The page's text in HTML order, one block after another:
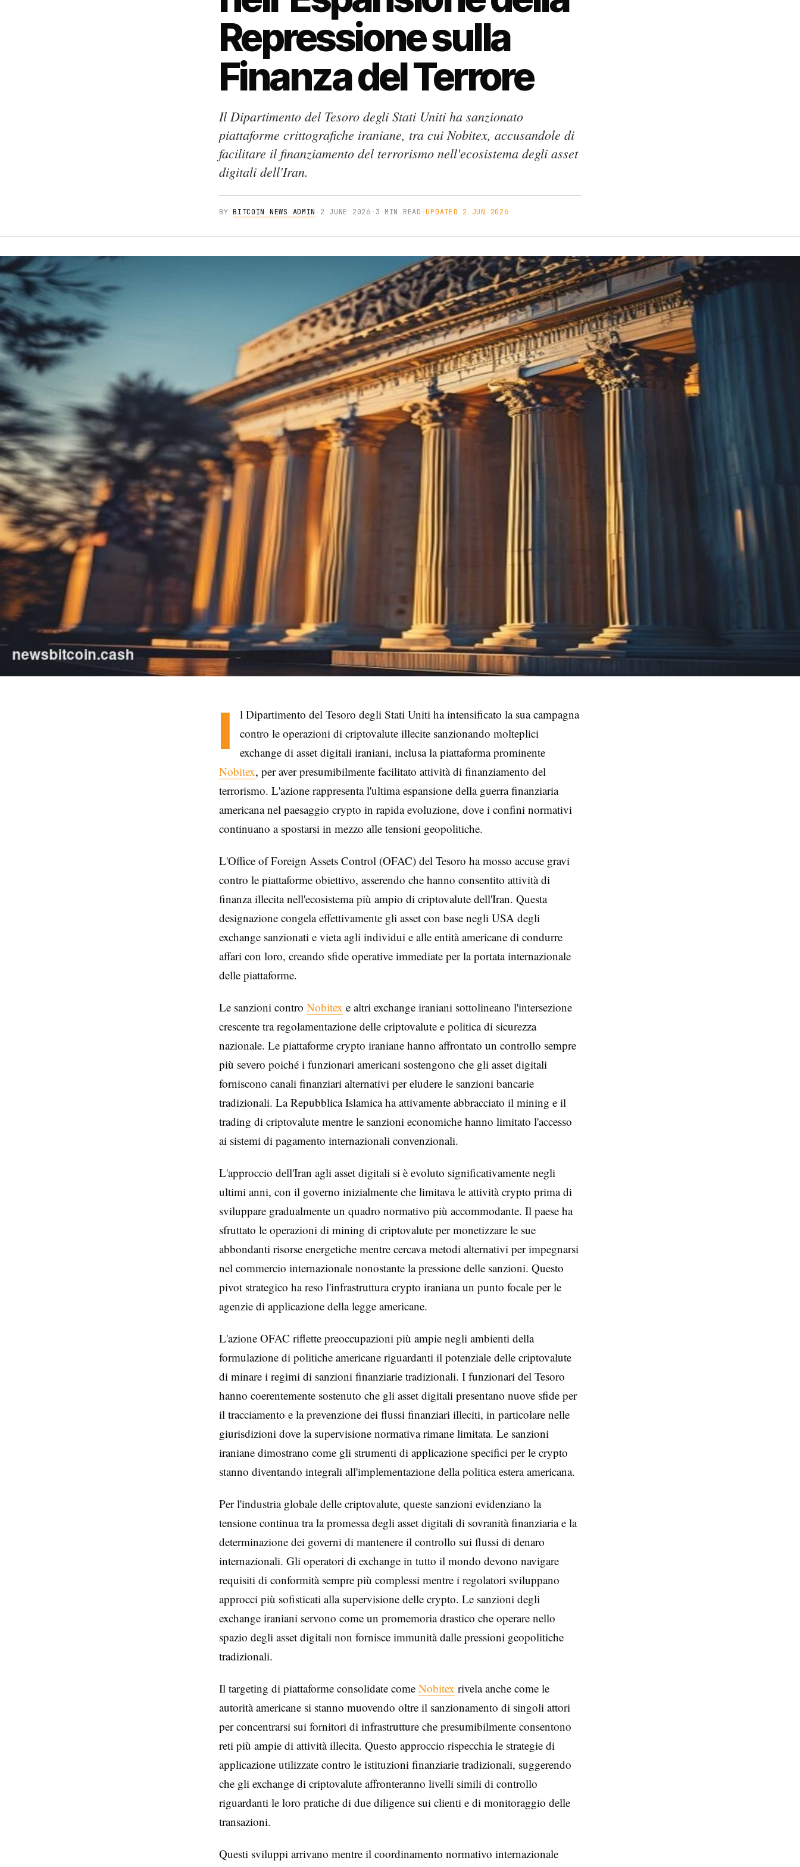
Repressione sulla
Finanza del Terrore
Il Dipartimento del Tesoro degli Stati Uniti ha sanzionato
piattaforme crittografiche iraniane, tra cui Nobitex, accusandole di
facilitare il finanziamento del terrorismo nell'ecosistema degli asset
digitali dell'Iran.
BYBITCOIN NEWS ADMIN · 2 JUNE 2026 · 3 MIN READ ·UPDATED 2 JUN 2026
I
l Dipartimento del Tesoro degli Stati Uniti ha intensificato la sua campagna
contro le operazioni di criptovalute illecite sanzionando molteplici
exchange di asset digitali iraniani, inclusa la piattaforma prominente
Nobitex, per aver presumibilmente facilitato attività di finanziamento del
terrorismo. L'azione rappresenta l'ultima espansione della guerra finanziaria
americana nel paesaggio crypto in rapida evoluzione, dove i confini normativi
continuano a spostarsi in mezzo alle tensioni geopolitiche.
L'Office of Foreign Assets Control (OFAC) del Tesoro ha mosso accuse gravi
contro le piattaforme obiettivo, asserendo che hanno consentito attività di
finanza illecita nell'ecosistema più ampio di criptovalute dell'Iran. Questa
designazione congela effettivamente gli asset con base negli USA degli
exchange sanzionati e vieta agli individui e alle entità americane di condurre
affari con loro, creando sfide operative immediate per la portata internazionale
delle piattaforme.
Le sanzioni contro Nobitex e altri exchange iraniani sottolineano l'intersezione
crescente tra regolamentazione delle criptovalute e politica di sicurezza
nazionale. Le piattaforme crypto iraniane hanno affrontato un controllo sempre
più severo poiché i funzionari americani sostengono che gli asset digitali
forniscono canali finanziari alternativi per eludere le sanzioni bancarie
tradizionali. La Repubblica Islamica ha attivamente abbracciato il mining e il
trading di criptovalute mentre le sanzioni economiche hanno limitato l'accesso
ai sistemi di pagamento internazionali convenzionali.
L'approccio dell'Iran agli asset digitali si è evoluto significativamente negli
ultimi anni, con il governo inizialmente che limitava le attività crypto prima di
sviluppare gradualmente un quadro normativo più accommodante. Il paese ha
sfruttato le operazioni di mining di criptovalute per monetizzare le sue
abbondanti risorse energetiche mentre cercava metodi alternativi per impegnarsi
nel commercio internazionale nonostante la pressione delle sanzioni. Questo
pivot strategico ha reso l'infrastruttura crypto iraniana un punto focale per le
agenzie di applicazione della legge americane.
L'azione OFAC riflette preoccupazioni più ampie negli ambienti della
formulazione di politiche americane riguardanti il potenziale delle criptovalute
di minare i regimi di sanzioni finanziarie tradizionali. I funzionari del Tesoro
hanno coerentemente sostenuto che gli asset digitali presentano nuove sfide per
il tracciamento e la prevenzione dei flussi finanziari illeciti, in particolare nelle
giurisdizioni dove la supervisione normativa rimane limitata. Le sanzioni
iraniane dimostrano come gli strumenti di applicazione specifici per le crypto
stanno diventando integrali all'implementazione della politica estera americana.
Per l'industria globale delle criptovalute, queste sanzioni evidenziano la
tensione continua tra la promessa degli asset digitali di sovranità finanziaria e la
determinazione dei governi di mantenere il controllo sui flussi di denaro
internazionali. Gli operatori di exchange in tutto il mondo devono navigare
requisiti di conformità sempre più complessi mentre i regolatori sviluppano
approcci più sofisticati alla supervisione delle crypto. Le sanzioni degli
exchange iraniani servono come un promemoria drastico che operare nello
spazio degli asset digitali non fornisce immunità dalle pressioni geopolitiche
tradizionali.
Il targeting di piattaforme consolidate come Nobitex rivela anche come le
autorità americane si stanno muovendo oltre il sanzionamento di singoli attori
per concentrarsi sui fornitori di infrastrutture che presumibilmente consentono
reti più ampie di attività illecita. Questo approccio rispecchia le strategie di
applicazione utilizzate contro le istituzioni finanziarie tradizionali, suggerendo
che gli exchange di criptovalute affronteranno livelli simili di controllo
riguardanti le loro pratiche di due diligence sui clienti e di monitoraggio delle
transazioni.
Questi sviluppi arrivano mentre il coordinamento normativo internazionale